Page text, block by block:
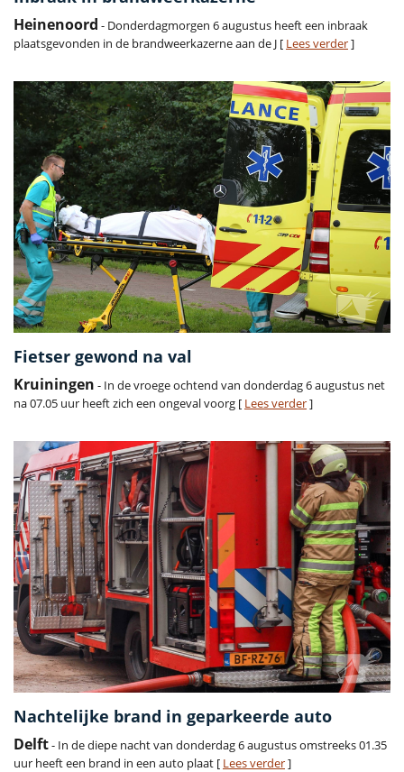
Heinenoord - Donderdagmorgen 6 augustus heeft een inbraak
plaatsgevonden in de brandweerkazerne aan de J [ Lees verder]
Fietser gewond na val
Kruiningen - In de vroege ochtend van donderdag 6 augustus net
na 07.05 uur heeft zich een ongeval voorg [ Lees verder]
Nachtelijke brand in geparkeerde auto
Delft- In de diepe nacht van donderdag 6 augustus omstreeks 01.35
uur heeft een brand in een auto plaat [ Lees verder]